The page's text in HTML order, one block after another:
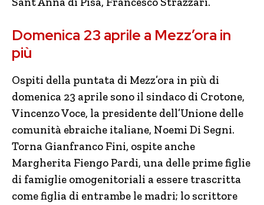
Domenica 23 aprile a Mezz’ora in
più
Ospiti della puntata di Mezz’ora in più di
domenica 23 aprile sono il sindaco di Crotone,
Vincenzo Voce, la presidente dell’Unione delle
comunità ebraiche italiane, Noemi Di Segni.
Torna Gianfranco Fini, ospite anche
Margherita Fiengo Pardi, una delle prime figlie
di famiglie omogenitoriali a essere trascritta
come figlia di entrambe le madri; lo scrittore